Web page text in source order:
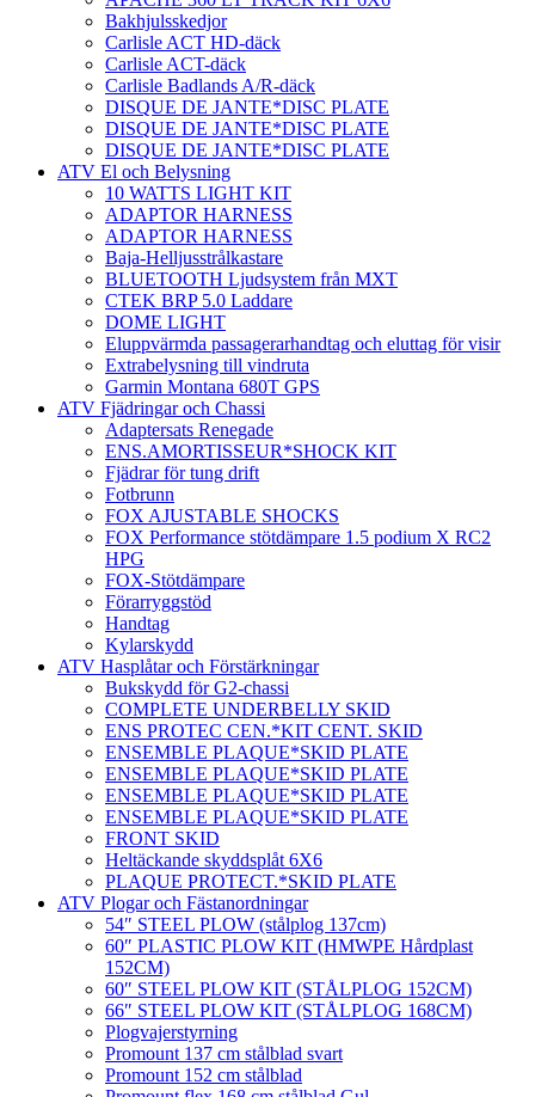
Bakhjulsskedjor
Carlisle ACT HD-däck
Carlisle ACT-däck
Carlisle Badlands A/R-däck
DISQUE DE JANTE*DISC PLATE
DISQUE DE JANTE*DISC PLATE
DISQUE DE JANTE*DISC PLATE
ATV El och Belysning
10 WATTS LIGHT KIT
ADAPTOR HARNESS
ADAPTOR HARNESS
Baja-Helljusstrålkastare
BLUETOOTH Ljudsystem från MXT
CTEK BRP 5.0 Laddare
DOME LIGHT
Eluppvärmda passagerarhandtag och eluttag för visir
Extrabelysning till vindruta
Garmin Montana 680T GPS
ATV Fjädringar och Chassi
Adaptersats Renegade
ENS.AMORTISSEUR*SHOCK KIT
Fjädrar för tung drift
Fotbrunn
FOX AJUSTABLE SHOCKS
FOX Performance stötdämpare 1.5 podium X RC2
HPG
FOX-Stötdämpare
Förarryggstöd
Handtag
Kylarskydd
ATV Hasplåtar och Förstärkningar
Bukskydd för G2-chassi
COMPLETE UNDERBELLY SKID
ENS PROTEC CEN.*KIT CENT. SKID
ENSEMBLE PLAQUE*SKID PLATE
ENSEMBLE PLAQUE*SKID PLATE
ENSEMBLE PLAQUE*SKID PLATE
ENSEMBLE PLAQUE*SKID PLATE
FRONT SKID
Heltäckande skyddsplåt 6X6
PLAQUE PROTECT.*SKID PLATE
ATV Plogar och Fästanordningar
54″ STEEL PLOW (stålplog 137cm)
60″ PLASTIC PLOW KIT (HMWPE Hårdplast
152CM)
60″ STEEL PLOW KIT (STÅLPLOG 152CM)
66″ STEEL PLOW KIT (STÅLPLOG 168CM)
Plogvajerstyrning
Promount 137 cm stålblad svart
Promount 152 cm stålblad